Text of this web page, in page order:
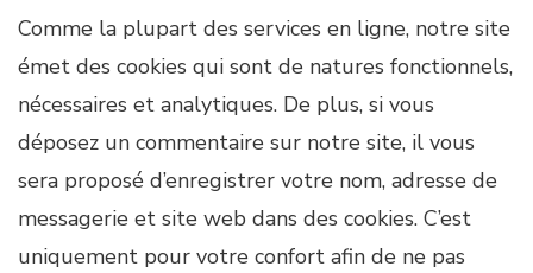
Comme la plupart des services en ligne, notre site
émet des cookies qui sont de natures fonctionnels,
nécessaires et analytiques. De plus, si vous
déposez un commentaire sur notre site, il vous
sera proposé d’enregistrer votre nom, adresse de
messagerie et site web dans des cookies. C’est
uniquement pour votre confort afin de ne pas